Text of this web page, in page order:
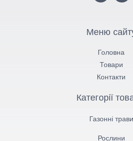
Меню
Головна
Товари
Контакти
Категорії
Газонні трави
Рослини